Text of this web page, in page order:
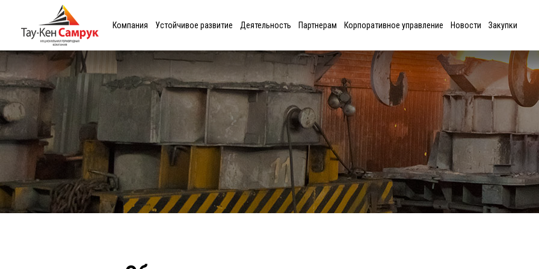
Компания Устойчивое развитие Деятельность Партнерам Корпоративное управление Новости Закупки